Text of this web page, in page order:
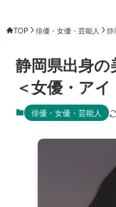
TOP 俳優・女優・芸能人 静
静岡県出身
＜女優・アイ
俳優・女優・芸能人